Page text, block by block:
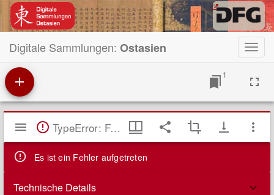
Digitale Sammlungen: Ostasien
1
Mirador
Viewer TypeError: Failed to fetch
Es ist ein Fehler aufgetreten
Technische Details